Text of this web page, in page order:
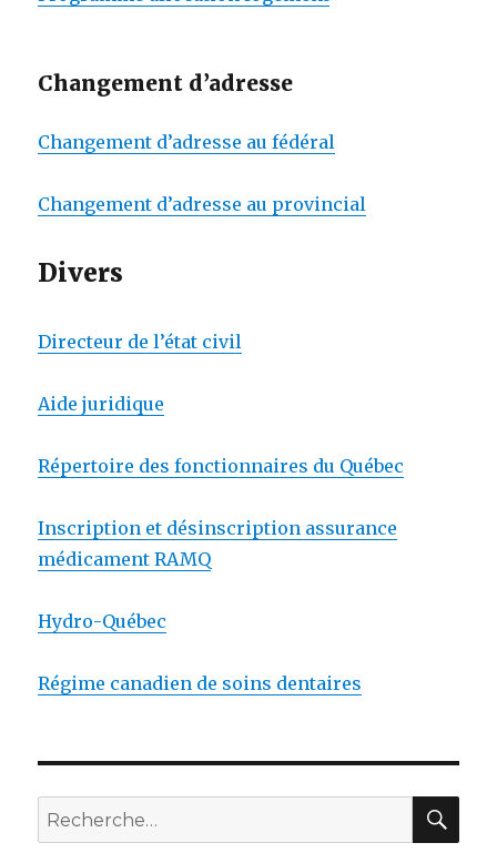
Changement d’adresse
Changement d’adresse au fédéral
Changement d’adresse au provincial
Divers
Directeur de l’état civil
Aide juridique
Répertoire des fonctionnaires du Québec
Inscription et désinscription assurance
médicament RAMQ
Hydro-Québec
Régime canadien de soins dentaires
Recherche
pour